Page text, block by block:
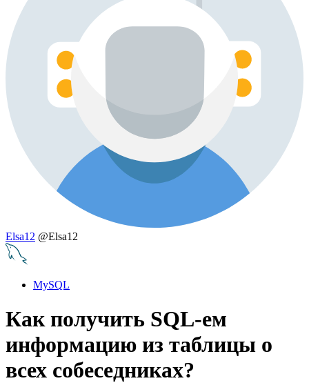
Elsa12 @Elsa12
MySQL
Как получить SQL-ем
информацию из таблицы о
всех собеседниках?